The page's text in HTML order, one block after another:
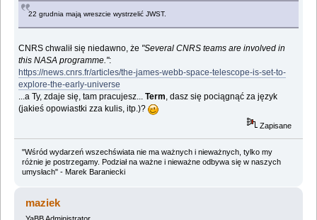
22 grudnia mają wreszcie wystrzelić JWST.
CNRS chwalił się niedawno, że "Several CNRS teams are involved in
this NASA programme.":
https://news.cnrs.fr/articles/the-james-webb-space-telescope-is-set-to-
explore-the-early-universe
...a Ty, zdaje się, tam pracujesz...Term , dasz się pociągnąć za język
(jakieś opowiastki zza kulis, itp.)?
Zapisane
"Wśród wydarzeń wszechświata nie ma ważnych i nieważnych, tylko my
różnie je postrzegamy. Podział na ważne i nieważne odbywa się w naszych
umysłach" - Marek Baraniecki
maziek